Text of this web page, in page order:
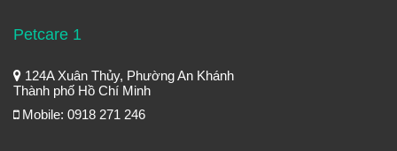
Petcare 1
124A Xuân Thủy, Phường An Khánh
Thành phố Hồ Chí Minh
Mobile: 0918 271 246